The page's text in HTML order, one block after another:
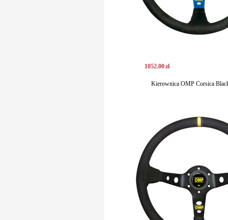
1052.00zł
Kierownica OMP Corsica